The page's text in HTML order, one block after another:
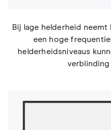
Bij lage helderheid
een hoge
helderheidsniveaus